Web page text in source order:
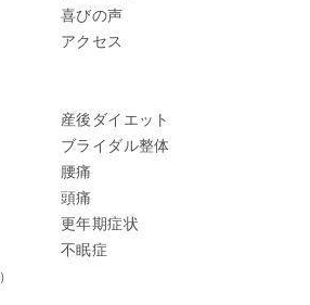
喜びの声
アクセス
産後ダイエット
ブライダル整体
腰痛
頭痛
更年期症状
不眠症